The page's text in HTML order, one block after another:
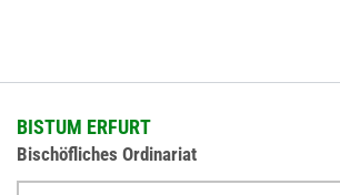
BISTUM ERFURT
Bischöfliches Ordinariat